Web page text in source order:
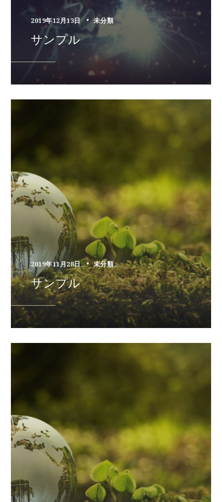
2019年12月13日 未分類
サンプル
2019年11月28日 未分類
サンプル